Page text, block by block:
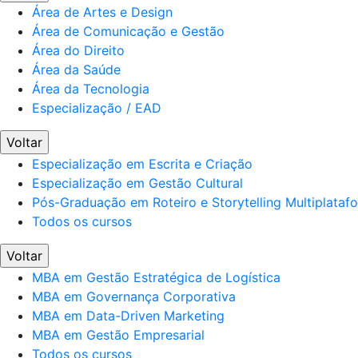
Área de Artes e Design
Área de Comunicação e Gestão
Área do Direito
Área da Saúde
Área da Tecnologia
Especialização / EAD
Voltar
Especialização em Escrita e Criação
Especialização em Gestão Cultural
Pós-Graduação em Roteiro e Storytelling
Todos os cursos
Voltar
MBA em Gestão Estratégica de Logística
MBA em Governança Corporativa
MBA em Data-Driven Marketing
MBA em Gestão Empresarial
Todos os cursos